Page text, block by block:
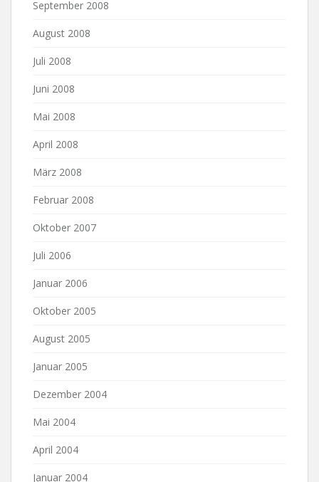
September 2008
August 2008
Juli 2008
Juni 2008
Mai 2008
April 2008
März 2008
Februar 2008
Oktober 2007
Juli 2006
Januar 2006
Oktober 2005
August 2005
Januar 2005
Dezember 2004
Mai 2004
April 2004
Januar 2004